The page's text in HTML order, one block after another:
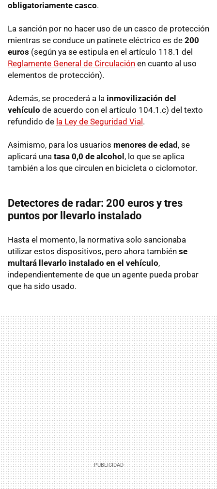
obligatoriamente casco.
La sanción por no hacer uso de un casco de protección
mientras se conduce un patinete eléctrico es de 200
euros (según ya se estipula en el artículo 118.1 del
Reglamente General de Circulación en cuanto al uso
elementos de protección).
Además, se procederá a la inmovilización del
vehículo de acuerdo con el artículo 104.1.c) del texto
refundido de la Ley de Seguridad Vial .
Asimismo, para los usuarios menores de edad , se
aplicará una tasa 0,0 de alcohol , lo que se aplica
también a los que circulen en bicicleta o ciclomotor.
Detectores de radar: 200 euros y tres
puntos por llevarlo instalado
Hasta el momento, la normativa solo sancionaba
utilizar estos dispositivos, pero ahora también se
multará llevarlo instalado en el vehículo,
independientemente de que un agente pueda probar
que ha sido usado.